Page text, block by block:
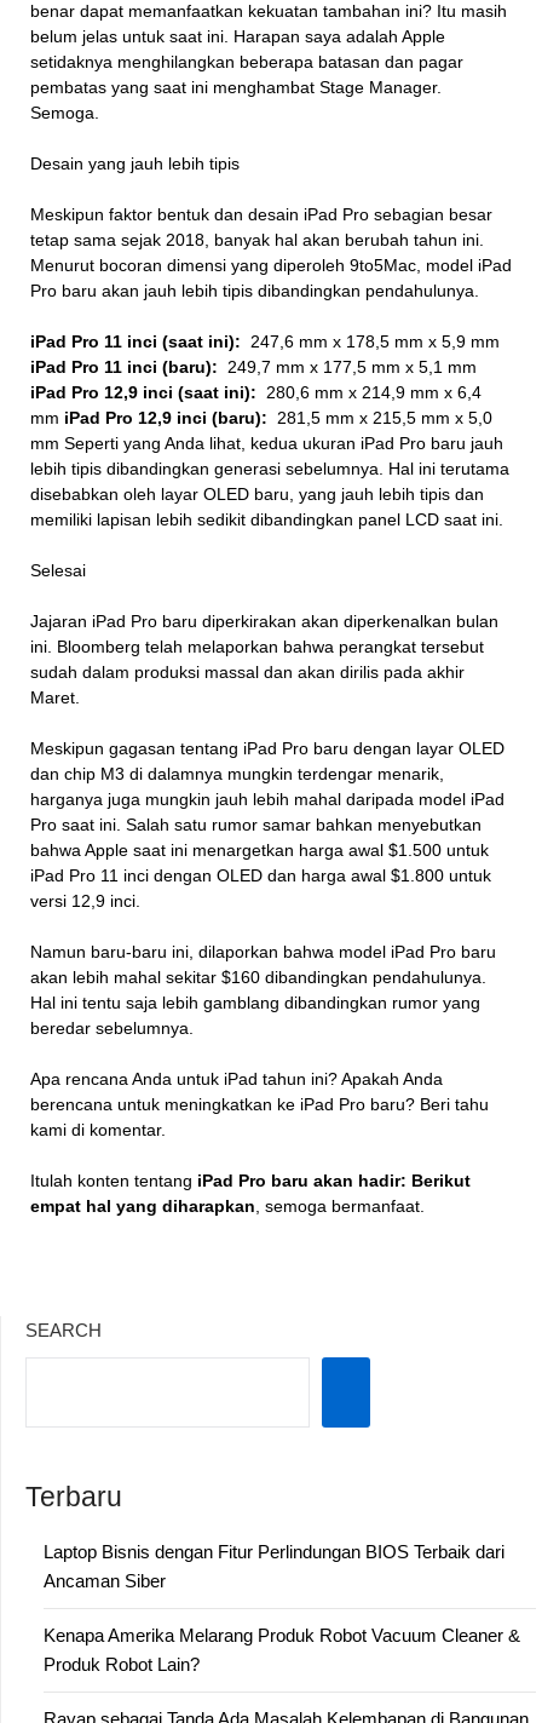
benar dapat memanfaatkan kekuatan tambahan ini? Itu masih
belum jelas untuk saat ini. Harapan saya adalah Apple
setidaknya menghilangkan beberapa batasan dan pagar
pembatas yang saat ini menghambat Stage Manager.
Semoga.
Desain yang jauh lebih tipis
Meskipun faktor bentuk dan desain iPad Pro sebagian besar
tetap sama sejak 2018, banyak hal akan berubah tahun ini.
Menurut bocoran dimensi yang diperoleh 9to5Mac, model iPad
Pro baru akan jauh lebih tipis dibandingkan pendahulunya.
iPad Pro 11 inci (saat ini):
247,6 mm x 178,5 mm x 5,9 mm
iPad Pro 11 inci (baru):
249,7 mm x 177,5 mm x 5,1 mm
iPad Pro 12,9 inci (saat ini):
280,6 mm x 214,9 mm x 6,4
mm iPad Pro 12,9 inci (baru):
281,5 mm x 215,5 mm x 5,0
mm Seperti yang Anda lihat, kedua ukuran iPad Pro baru jauh
lebih tipis dibandingkan generasi sebelumnya. Hal ini terutama
disebabkan oleh layar OLED baru, yang jauh lebih tipis dan
memiliki lapisan lebih sedikit dibandingkan panel LCD saat ini.
Selesai
Jajaran iPad Pro baru diperkirakan akan diperkenalkan bulan
ini. Bloomberg telah melaporkan bahwa perangkat tersebut
sudah dalam produksi massal dan akan dirilis pada akhir
Maret.
Meskipun gagasan tentang iPad Pro baru dengan layar OLED
dan chip M3 di dalamnya mungkin terdengar menarik,
harganya juga mungkin jauh lebih mahal daripada model iPad
Pro saat ini. Salah satu rumor samar bahkan menyebutkan
bahwa Apple saat ini menargetkan harga awal $1.500 untuk
iPad Pro 11 inci dengan OLED dan harga awal $1.800 untuk
versi 12,9 inci.
Namun baru-baru ini, dilaporkan bahwa model iPad Pro baru
akan lebih mahal sekitar $160 dibandingkan pendahulunya.
Hal ini tentu saja lebih gamblang dibandingkan rumor yang
beredar sebelumnya.
Apa rencana Anda untuk iPad tahun ini? Apakah Anda
berencana untuk meningkatkan ke iPad Pro baru? Beri tahu
kami di komentar.
Itulah konten tentang iPad Pro baru akan hadir: Berikut
empat hal yang diharapkan , semoga bermanfaat.
SEARCH
Terbaru
Laptop Bisnis dengan Fitur Perlindungan BIOS Terbaik dari
Ancaman Siber
Kenapa Amerika Melarang Produk Robot Vacuum Cleaner &
Produk Robot Lain?
Rayap sebagai Tanda Ada Masalah Kelembapan di Bangunan